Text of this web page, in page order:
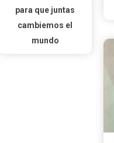
para que juntas
cambiemos el
mundo